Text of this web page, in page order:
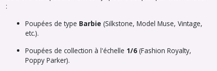
:
Poupées de type Barbie (Silkstone, Model Muse, Vintage,
etc.).
Poupées de collection à l'échelle 1/6 (Fashion Royalty,
Poppy Parker).